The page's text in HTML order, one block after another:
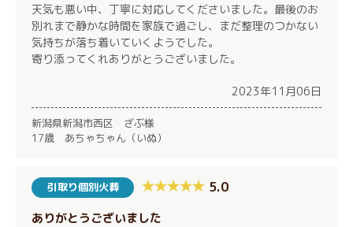
天気も悪い中、丁寧に対応してくださいました。最後のお
別れまで静かな時間を家族で過ごし、まだ整理のつかない
気持ちが落ち着いていくようでした。
寄り添ってくれありがとうございました。
2023年11月06日
新潟県新潟市西区 ざぶ様
17歳 あちゃちゃん（いぬ）
引取り個別火葬 5.0
ありがとうございました